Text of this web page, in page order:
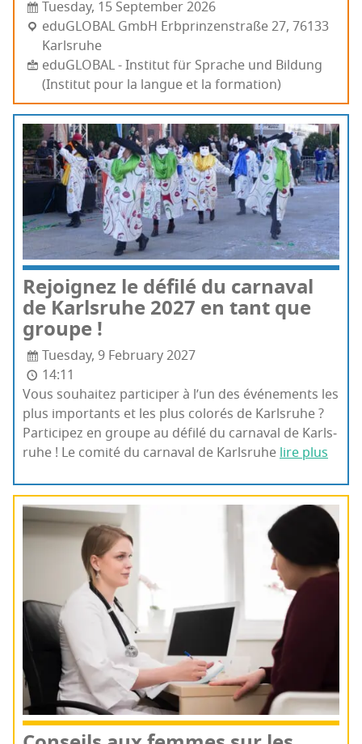
Tuesday, 15 September 2026
edu­GLO­BAL GmbH Erb­prin­zens­traße 27, 76133
Karls­ruhe
eduGLOBAL - Institut für Sprache und Bildung
(Institut pour la langue et la formation)
Rejoi­gnez le défi­lé du car­na­val
de Karls­ruhe 2027 en tant que
groupe !
Tuesday, 9 February 2027
14:11
Vous sou­hai­tez par­ti­ci­per à l’un des évé­ne­ments les
plus impor­tants et les plus colo­rés de Karls­ruhe ?
Par­ti­ci­pez en groupe au défi­lé du car­na­val de Karls­
ruhe ! Le comi­té du car­na­val de Karls­ruhe lire plus